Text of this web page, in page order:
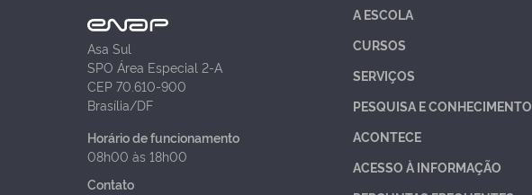
Asa Sul
SPO Área Especial 2-A
CEP 70.610-900
Brasília/DF
Horário de funcionamento
08h00 às 18h00
Contato
A ESCOLA
CURSOS
SERVIÇOS
PESQUISA E CONHECIMENTO
ACONTECE
ACESSO À INFORMAÇÃO